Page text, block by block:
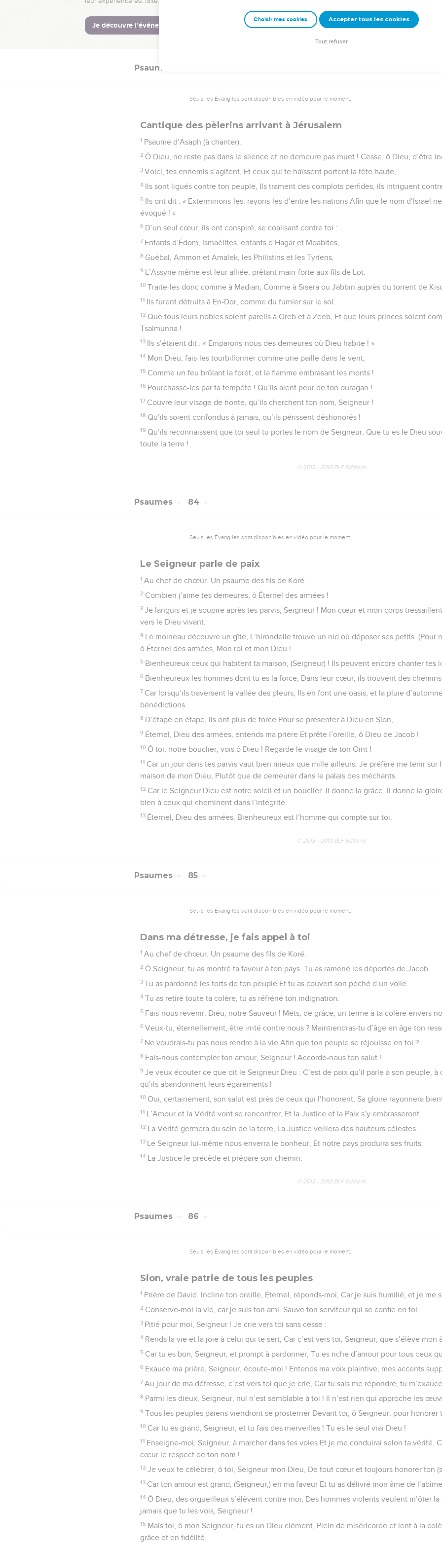
8 Ô Dieu, lève-toi pour juger la terre, Car tu as pour héritage toutes les nations !
© 2013 - 2010 BLF Editions
Psaumes
Seuls les Évangiles sont disponibles en vidéo pour le moment.
Cantique des pèlerins arrivant à Jérusalem
1 Psaume d’Asaph (à chanter).
2 Ô Dieu, ne reste pas dans le silence et ne demeure pas muet ! Cesse, ô Dieu, d’être
3 Voici, tes ennemis s’agitent, Et ceux qui te haïssent portent la tête haute,
4 Ils sont ligués contre ton peuple, Ils trament des complots perfides, ils intriguent
5 Ils ont dit : « Exterminons-les, rayons-les d’entre les nations Afin que le nom d’Israël
évoqué ! »
6 D’un seul cœur, ils ont conspiré, se coalisant contre toi :
7 Enfants d’Édom, Ismaélites, enfants d’Hagar et Moabites,
8 Guébal, Ammon et Amalek, les Philistins et les Tyriens,
9 L’Assyrie même est leur alliée, prêtant main-forte aux fils de Lot.
10 Traite-les donc comme à Madian, Comme à Sisera ou Jabbin auprès du torrent de
11 Ils furent détruits à En-Dor, comme du fumier sur le sol.
12 Que tous leurs nobles soient pareils à Oreb et à Zeeb, Et que leurs princes soient
Tsalmunna !
13 Ils s’étaient dit : « Emparons-nous des demeures où Dieu habite ! »
14 Mon Dieu, fais-les tourbillonner comme une paille dans le vent,
15 Comme un feu brûlant la forêt, et la flamme embrasant les monts !
16 Pourchasse-les par ta tempête ! Qu’ils aient peur de ton ouragan !
17 Couvre leur visage de honte, qu’ils cherchent ton nom, Seigneur !
18 Qu’ils soient confondus à jamais, qu’ils périssent déshonorés !
19 Qu’ils reconnaissent que toi seul tu portes le nom de Seigneur, Que tu es le Dieu
toute la terre !
© 2013 - 2010 BLF Editions
Psaumes 84
Seuls les Évangiles sont disponibles en vidéo pour le moment.
Le Seigneur parle de paix
1 Au chef de chœur. Un psaume des fils de Koré.
2 Combien j’aime tes demeures, ô Éternel des armées !
3 Je languis et je soupire après tes parvis, Seigneur ! Mon cœur et mon corps
vers le Dieu vivant.
4 Le moineau découvre un gîte, L’hirondelle trouve un nid où déposer ses petits. (Pour
ô Éternel des armées, Mon roi et mon Dieu !
5 Bienheureux ceux qui habitent ta maison, (Seigneur) ! Ils peuvent encore chanter tes
6 Bienheureux les hommes dont tu es la force, Dans leur cœur, ils trouvent des chemins
7 Car lorsqu’ils traversent la vallée des pleurs, Ils en font une oasis, et la pluie
bénédictions.
8 D’étape en étape, ils ont plus de force Pour se présenter à Dieu en Sion,
9 Éternel, Dieu des armées, entends ma prière Et prête l’oreille, ô Dieu de Jacob !
10 Ô toi, notre bouclier, vois ô Dieu ! Regarde le visage de ton Oint !
11 Car un jour dans tes parvis vaut bien mieux que mille ailleurs. Je préfère me tenir sur
maison de mon Dieu, Plutôt que de demeurer dans le palais des méchants.
12 Car le Seigneur Dieu est notre soleil et un bouclier. Il donne la grâce, il donne la
bien à ceux qui cheminent dans l’intégrité.
13 Éternel, Dieu des armées, Bienheureux est l’homme qui compte sur toi.
© 2013 - 2010 BLF Editions
Psaumes 85
Seuls les Évangiles sont disponibles en vidéo pour le moment.
Dans ma détresse, je fais appel à toi
1 Au chef de chœur. Un psaume des fils de Koré.
2 Ô Seigneur, tu as montré ta faveur à ton pays. Tu as ramené les déportés de Jacob.
3 Tu as pardonné les torts de ton peuple Et tu as couvert son péché d’un voile.
4 Tu as retiré toute ta colère, tu as réfréné ton indignation.
5 Fais-nous revenir, Dieu, notre Sauveur ! Mets, de grâce, un terme à ta colère envers
6 Veux-tu, éternellement, être irrité contre nous ? Maintiendras-tu d’âge en âge ton
7 Ne voudrais-tu pas nous rendre à la vie Afin que ton peuple se réjouisse en toi ?
8 Fais-nous contempler ton amour, Seigneur ! Accorde-nous ton salut !
9 Je veux écouter ce que dit le Seigneur Dieu : C’est de paix qu’il parle à son peuple, à
qu’ils abandonnent leurs égarements !
10 Oui, certainement, son salut est près de ceux qui l’honorent, Sa gloire rayonnera
11 L’Amour et la Vérité vont se rencontrer, Et la Justice et la Paix s’y embrasseront.
12 La Vérité germera du sein de la terre, La Justice veillera des hauteurs célestes.
13 Le Seigneur lui-même nous enverra le bonheur, Et notre pays produira ses fruits.
14 La Justice le précède et prépare son chemin.
© 2013 - 2010 BLF Editions
Psaumes 86
Seuls les Évangiles sont disponibles en vidéo pour le moment.
Sion, vraie patrie de tous les peuples
1 Prière de David. Incline ton oreille, Éternel, réponds-moi, Car je suis humilié, et je me
2 Conserve-moi la vie, car je suis ton ami. Sauve ton serviteur qui se confie en toi.
3 Pitié pour moi, Seigneur ! Je crie vers toi sans cesse :
4 Rends la vie et la joie à celui qui te sert, Car c’est vers toi, Seigneur, que s’élève mon
5 Car tu es bon, Seigneur, et prompt à pardonner, Tu es riche d’amour pour tous ceux
6 Exauce ma prière, Seigneur, écoute-moi ! Entends ma voix plaintive, mes accents
7 Au jour de ma détresse, c’est vers toi que je crie, Car tu sais me répondre, tu
8 Parmi les dieux, Seigneur, nul n’est semblable à toi ! Il n’est rien qui approche les
9 Tous les peuples païens viendront se prosterner Devant toi, ô Seigneur, pour honorer
10 Car tu es grand, Seigneur, et tu fais des merveilles ! Tu es le seul vrai Dieu !
11 Enseigne-moi, Seigneur, à marcher dans tes voies Et je me conduirai selon ta vérité.
cœur le respect de ton nom !
12 Je veux te célébrer, ô toi, Seigneur mon Dieu, De tout cœur et toujours honorer ton
13 Car ton amour est grand, (Seigneur,) en ma faveur Et tu as délivré mon âme de l’abîme.
14 Ô Dieu, des orgueilleux s’élèvent contre moi, Des hommes violents veulent m’ôter
jamais que tu les vois, Seigneur !
15 Mais toi, ô mon Seigneur, tu es un Dieu clément, Plein de miséricorde et lent à la
grâce et en fidélité.
Choisir mes cookies Accepter tous les cookies
Tout refuser